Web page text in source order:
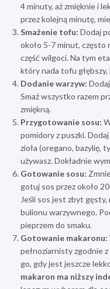
4 minuty, aż zmięknie i
przez kolejną minutę,
Smażenie tofu: Dodaj
około 5-7 minut, często
część wilgoci. Na tym
który nada tofu głębszy,
Dodanie warzyw:
Smaż wszystko razem
zmiękną.
Przygotowanie sosu:
pomidory z puszki.
zioła (oregano, bazylię,
używasz. Dokładnie
Gotowanie sosu:
gotuj sos przez około
Jeśli sos jest zbyt
bulionu warzywnego.
pieprzem do smaku.
Gotowanie makaronu:
pełnoziarnisty zgodnie
go, gdy jest jeszcze
makaron ma niższy